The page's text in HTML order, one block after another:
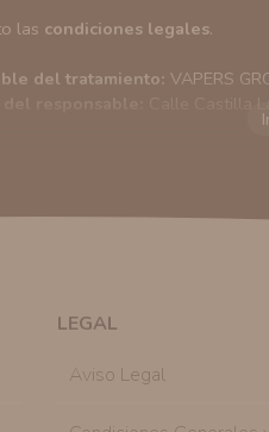
las condiciones legales.
del tratamiento: VAPERS
Sus datos serán usados para
los artículos que ha adquirido.
Con carácter general, sólo
Tiene derecho a saber qué
LEGAL
Aviso Legal